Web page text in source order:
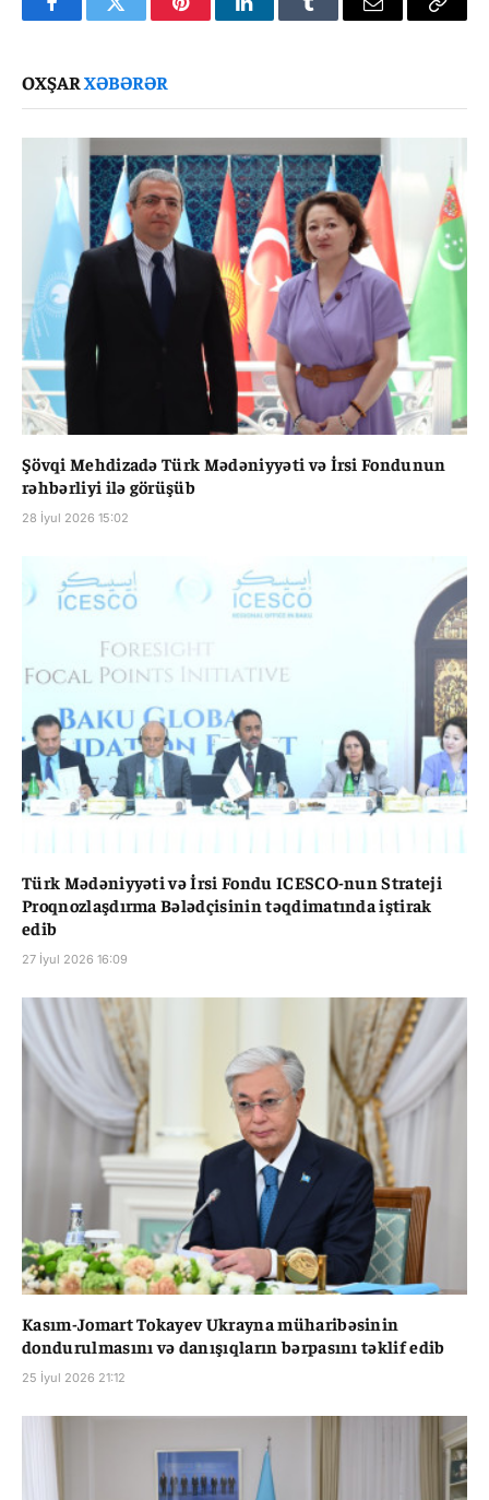
FacebookTwitter PinterestLinkedInTumblr Email
Copy
OXŞARXƏBƏRƏR
Şövqi Mehdizadə Türk Mədəniyyəti və İrsi Fondunun
rəhbərliyi ilə görüşüb
28 İyul 2026 15:02
Türk Mədəniyyəti və İrsi Fondu ICESCO-nun Strateji
Proqnozlaşdırma Bələdçisinin təqdimatında iştirak
edib
27 İyul 2026 16:09
Kasım-Jomart Tokayev Ukrayna müharibəsinin
dondurulmasını və danışıqların bərpasını təklif edib
25 İyul 2026 21:12